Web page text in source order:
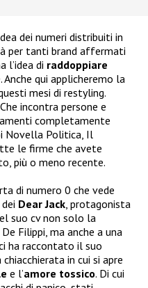
dei numeri distribuiti in
per tanti brand affermati
l’idea di raddoppiare
Anche qui applicheremo la
mesi di restyling.
incontra persone e
completamente
Novella Politica, Il
le firme che avete
più o meno recente.
di numero 0 che vede
Dear Jack , protagonista
suo cv non solo la
Filippi, ma anche a una
ci ha raccontato il suo
in cui si apre
e l’amore tossico. Di cui